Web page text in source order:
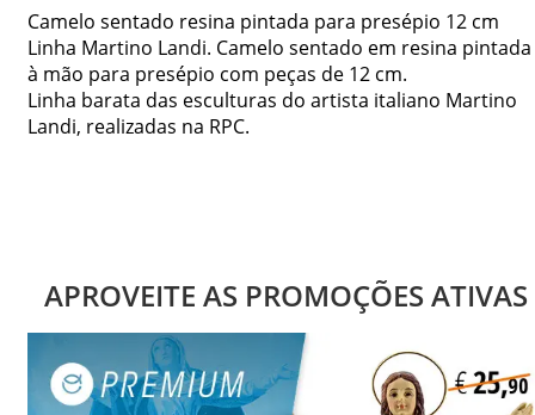
Camelo sentado resina pintada para presépio 12 cm
Linha Martino Landi. Camelo sentado em resina pintada
à mão para presépio com peças de 12 cm.
Linha barata das esculturas do artista italiano Martino
Landi, realizadas na RPC.
APROVEITE AS PROMOÇÕES ATIVAS